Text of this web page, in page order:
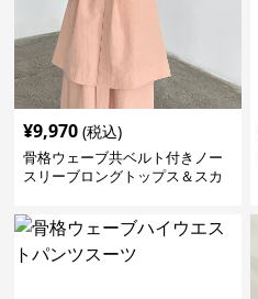
¥9,970 (税込)
骨格ウェーブ共ベルト付きノー
スリーブロングトップス＆スカ